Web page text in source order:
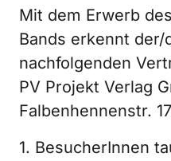
Mit dem Erwerb
Bands erkennt der/
nachfolgenden
PV Projekt Verlag
Falbenhennenstr.
1. BesucherInnen